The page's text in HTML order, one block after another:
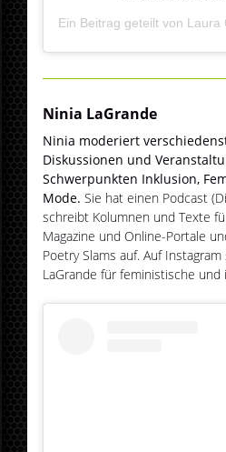
Ein Beitrag geteilt von Laura
Ninia LaGrande
Ninia moderiert
Diskussionen und
Schwerpunkten Inklusion,
Mode. Sie hat einen Podcast
schreibt Kolumnen und Texte
Magazine und Online-Portale
Poetry Slams auf. Auf
LaGrande für feministische und